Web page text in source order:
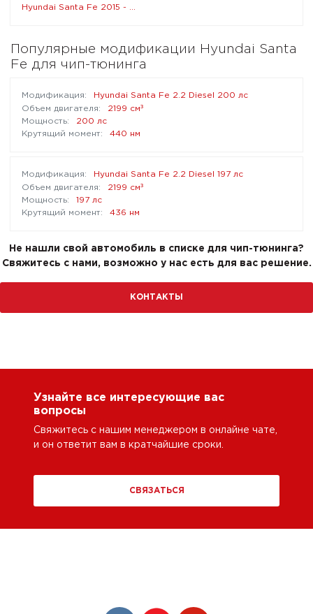
Hyundai Santa Fe 2015 - ...
Популярные модификации Hyundai Santa
Fe для чип-тюнинга
Hyundai Santa Fe 2.2 Diesel 200 лс
2199 см³
200 лс
440 нм
Hyundai Santa Fe 2.2 Diesel 197 лс
2199 см³
197 лс
436 нм
Не нашли свой автомобиль в списке для чип-тюнинга?
Свяжитесь с нами, возможно у нас есть для вас решение.
КОНТАКТЫ
Узнайте все интересующие вас
вопросы
Свяжитесь с нашим менеджером в онлайне чате,
и он ответит вам в кратчайшие сроки.
СВЯЗАТЬСЯ